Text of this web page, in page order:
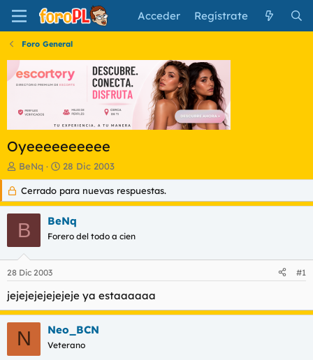
Acceder Regístrate
Foro General
Oyeeeeeeeeee
I
n
c
i
a
d
o
d
t
m
a
BeNq
F
e
c
h
a
d
e
i
c
i
o
28 Dic 2003
Cerrado para nuevas respuestas.
B BeNq
Forero del todo a cien
28 Dic 2003 #1
jejejejejejejeje ya estaaaaaa
N Neo_BCN
Veterano